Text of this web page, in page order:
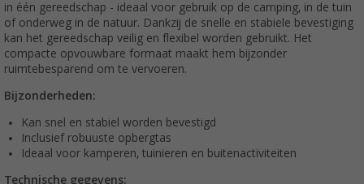
in één gereedschap - ideaal voor gebruik op de camping, in de tuin
of onderweg in de natuur. Dankzij de snelle en stabiele bevestiging
kan het gereedschap veilig en flexibel worden gebruikt. Het
compacte opvouwbare formaat maakt hem bijzonder
ruimtebesparend om te vervoeren.
Bijzonderheden:
Kan snel en stabiel worden bevestigd
Inclusief robuuste opbergtas
Ideaal voor kamperen, tuinieren en buitenactiviteiten
Technische gegevens: